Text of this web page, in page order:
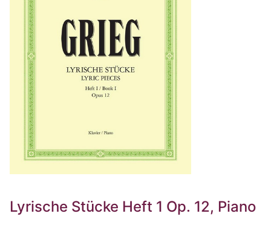
Lyrische Stücke Heft 1 Op. 12, Piano